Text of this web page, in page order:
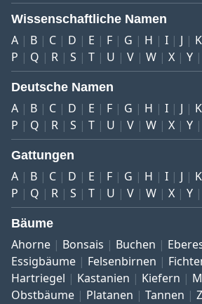
Wissenschaftliche Namen
A B C D E F G H I J K
P
Q R S T U V W X Y
Deutsche Namen
A B C D E F G H I J K
P
Q R S T U V W X Y
Gattungen
A B C D E F G H I J K
P
Q R S T U V W X Y
Bäume
Ahorne Bonsais Buchen
Essigbäume
Felsenbirnen
Hartriegel
Kastanien Kiefern
Obstbäume
Platanen Tannen